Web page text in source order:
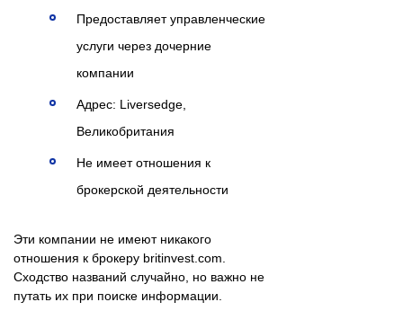
Предоставляет управленческие
услуги через дочерние
компании
Адрес: Liversedge,
Великобритания
Не имеет отношения к
брокерской деятельности
Эти компании не имеют никакого
отношения к брокеру britinvest.com.
Сходство названий случайно, но важно не
путать их при поиске информации.